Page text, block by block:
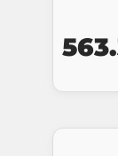
a
fost: